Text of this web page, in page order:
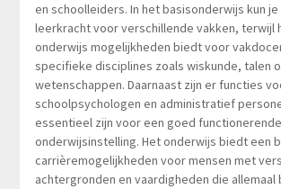
en schoolleiders. In het basisonderwijs kun je
leerkracht voor verschillende vakken, terwijl
onderwijs mogelijkheden biedt voor
specifieke disciplines zoals wiskunde, talen
wetenschappen. Daarnaast zijn er functies
schoolpsychologen en administratief
essentieel zijn voor een goed functionerende
onderwijsinstelling. Het onderwijs biedt een
carrièremogelijkheden voor mensen met
achtergronden en vaardigheden die allemaal